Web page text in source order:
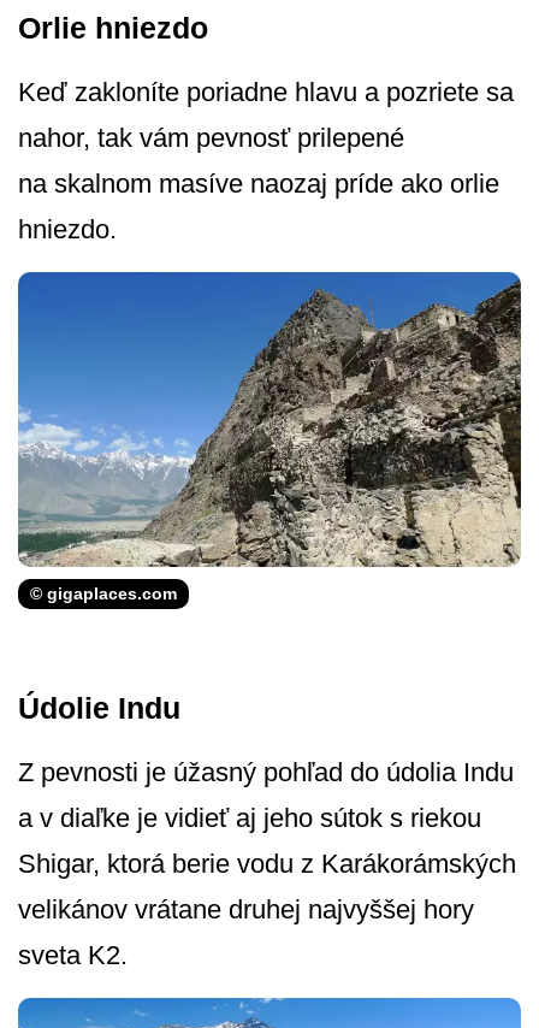
Orlie hniezdo
Keď zakloníte poriadne hlavu a pozriete sa
nahor, tak vám pevnosť prilepené
na skalnom masíve naozaj príde ako orlie
hniezdo.
© gigaplaces.com
Údolie Indu
Z pevnosti je úžasný pohľad do údolia Indu
a v diaľke je vidieť aj jeho sútok s riekou
Shigar, ktorá berie vodu z Karákorámských
velikánov vrátane druhej najvyššej hory
sveta K2.